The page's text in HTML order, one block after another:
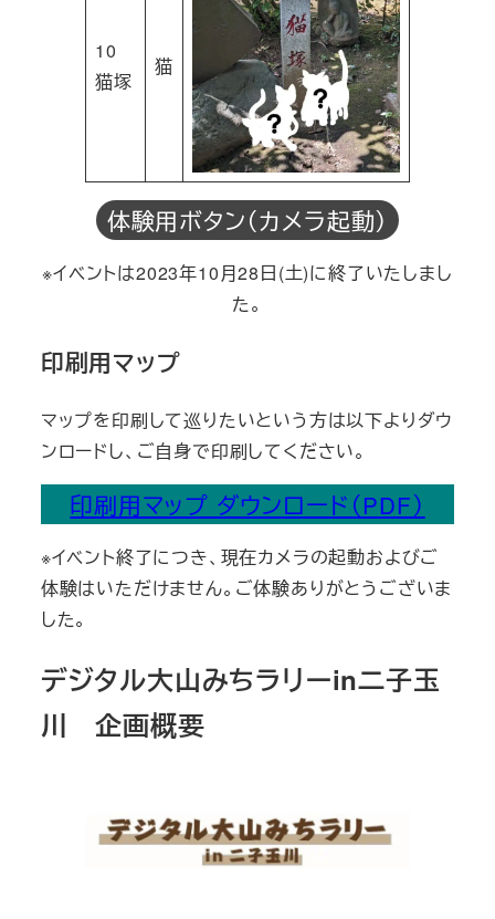
10
猫塚
猫
体験用ボタン（カメラ起動）
※イベントは2023年10月28日(土)に終了いたしまし
た。
印刷用マップ
マップを印刷して巡りたいという方は以下よりダウ
ンロードし、ご自身で印刷してください。
印刷用マップ ダウンロード（PDF）
※イベント終了につき、現在カメラの起動およびご
体験はいただけません。ご体験ありがとうございま
した。
デジタル大山みちラリーin二子玉
川 企画概要